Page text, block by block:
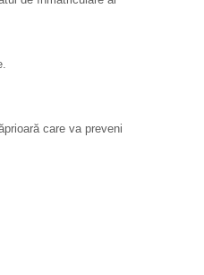
care va preveni